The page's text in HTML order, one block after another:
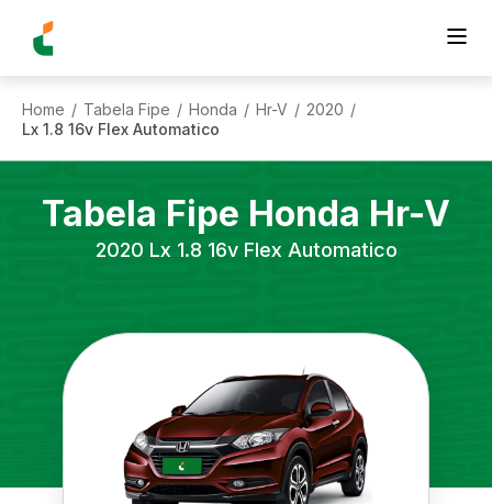
Home / Tabela Fipe / Honda / Hr-V / 2020 /
Lx 1.8 16v Flex Automatico
Tabela Fipe Honda Hr-V
2020 Lx 1.8 16v Flex Automatico